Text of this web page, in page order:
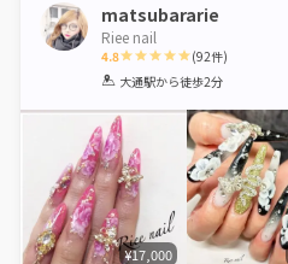
matsubararie
Riee nail
4.8
1 2 3 4 5
(92件)
大通駅から徒歩2分
¥17,000